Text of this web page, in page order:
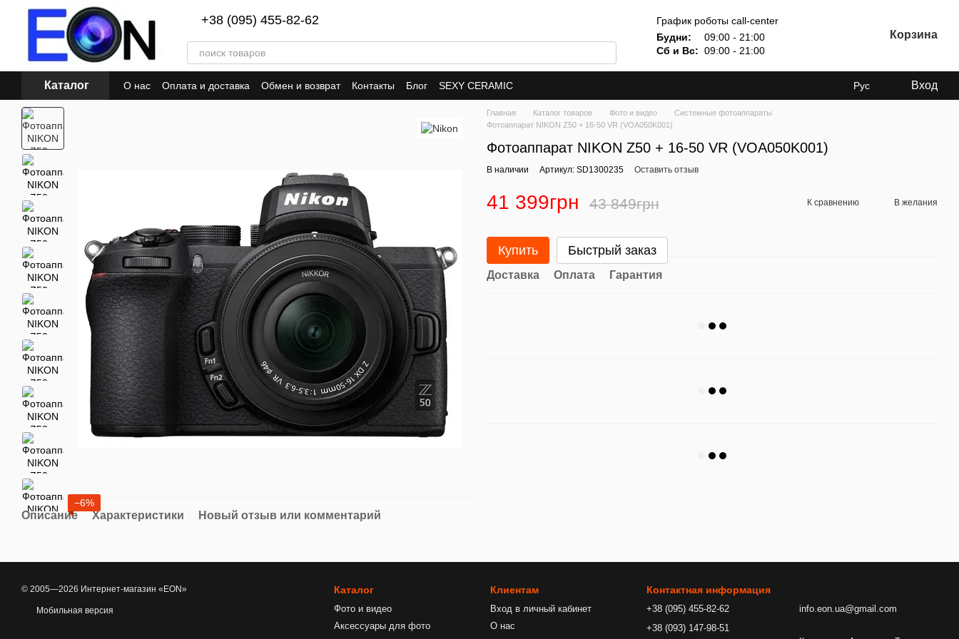
Перейти к основному контенту
+38 (095) 455-82-62
График роботы call-center
Будни:
09:00 - 21:00
Сб и Вс: 09:00 - 21:00
Корзина
Каталог О нас Оплата и доставка Обмен и возврат Контакты Блог SEXY CERAMIC Рус Вход
−6%
Описание Характеристики Новый отзыв или комментарий
Главная Каталог товаров Фото и видео
Системные фотоаппараты
Фотоаппарат NIKON Z50 + 16-50 VR (VOA050K001)
Фотоаппарат NIKON Z50 + 16-50 VR (VOA050K001)
В наличии Артикул: SD1300235 Оставить отзыв
41 399грн 43 849грн К сравнению В желания
Купить Быстрый заказ
Доставка Оплата Гарантия
© 2005—2026 Интернет-магазин «EON»
Мобильная версия
Каталог
Фото и видео
Аксессуары для фото
Клиентам
Вход в личный кабинет
О нас
Контактная информация
+38 (095) 455-82-62
+38 (093) 147-98-51
info.eon.ua@gmail.com